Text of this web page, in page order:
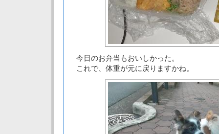
今日のお弁当もおいしかった。
これで、体重が元に戻りますかね。